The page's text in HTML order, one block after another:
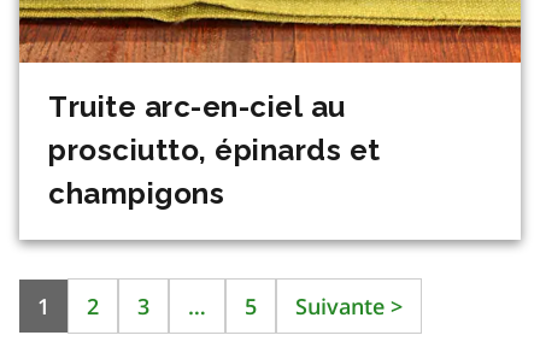
Truite arc-en-ciel au
prosciutto, épinards et
champigons
1 2 3 … 5 Suivante >